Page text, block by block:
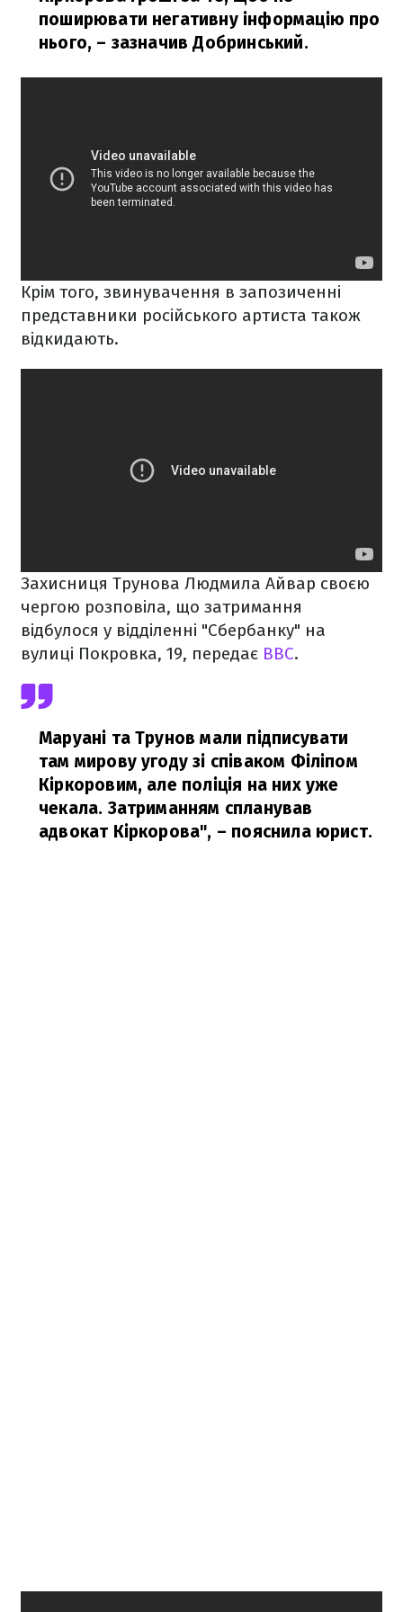
поширювати негативну інформацію про
нього, – зазначив Добринський.
Крім того, звинувачення в запозиченні
представники російського артиста також
відкидають.
Захисниця Трунова Людмила Айвар своєю
чергою розповіла, що затримання
відбулося у відділенні "Сбербанку" на
вулиці Покровка, 19, передає BBC.
Маруані та Трунов мали підписувати
там мирову угоду зі співаком Філіпом
Кіркоровим, але поліція на них уже
чекала. Затриманням спланував
адвокат Кіркорова", – пояснила юрист.